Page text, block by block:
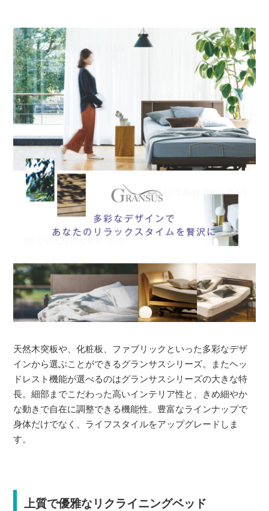
天然木突板や、化粧板、ファブリックといった多彩なデザ
インから選ぶことができるグランサスシリーズ。またヘッ
ドレスト機能が選べるのはグランサスシリーズの大きな特
長。細部までこだわった高いインテリア性と、きめ細やか
な動きで自在に調整できる機能性。豊富なラインナップで
身体だけでなく、ライフスタイルをアップグレードしま
す。
上質で優雅なリクライニングベッド